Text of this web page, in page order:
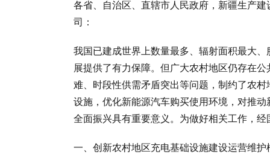
各省、自治区、直辖市人民政府，新疆生产
司：
我国已建成世界上数量最多、辐射面积最大
展提供了有力保障。但广大农村地区仍存在
难、时段性供需矛盾突出等问题，制约了农
设施，优化新能源汽车购买使用环境，对推
全面振兴具有重要意义。为做好相关工作，
一、创新农村地区充电基础设施建设运营维护